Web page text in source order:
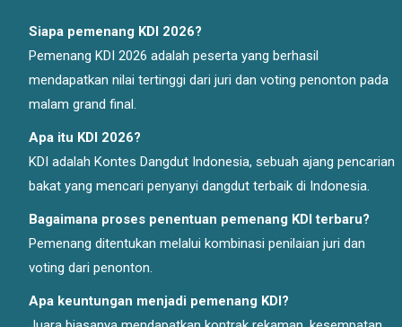
Siapa pemenang KDI 2026?
Pemenang KDI 2026 adalah peserta yang berhasil
mendapatkan nilai tertinggi dari juri dan voting penonton pada
malam grand final.
Apa itu KDI 2026?
KDI adalah Kontes Dangdut Indonesia, sebuah ajang pencarian
bakat yang mencari penyanyi dangdut terbaik di Indonesia.
Bagaimana proses penentuan pemenang KDI terbaru?
Pemenang ditentukan melalui kombinasi penilaian juri dan
voting dari penonton.
Apa keuntungan menjadi pemenang KDI?